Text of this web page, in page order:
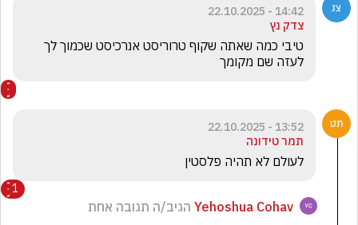
14:42 - 22.10.2025
צדק נץ
לעזה שם מקומך
13:52 - 22.10.2025
תמר טידונה
לעולם לא תהיה פלסטין
1
Yehoshua Cohav הגיב/ה תגובה אחת